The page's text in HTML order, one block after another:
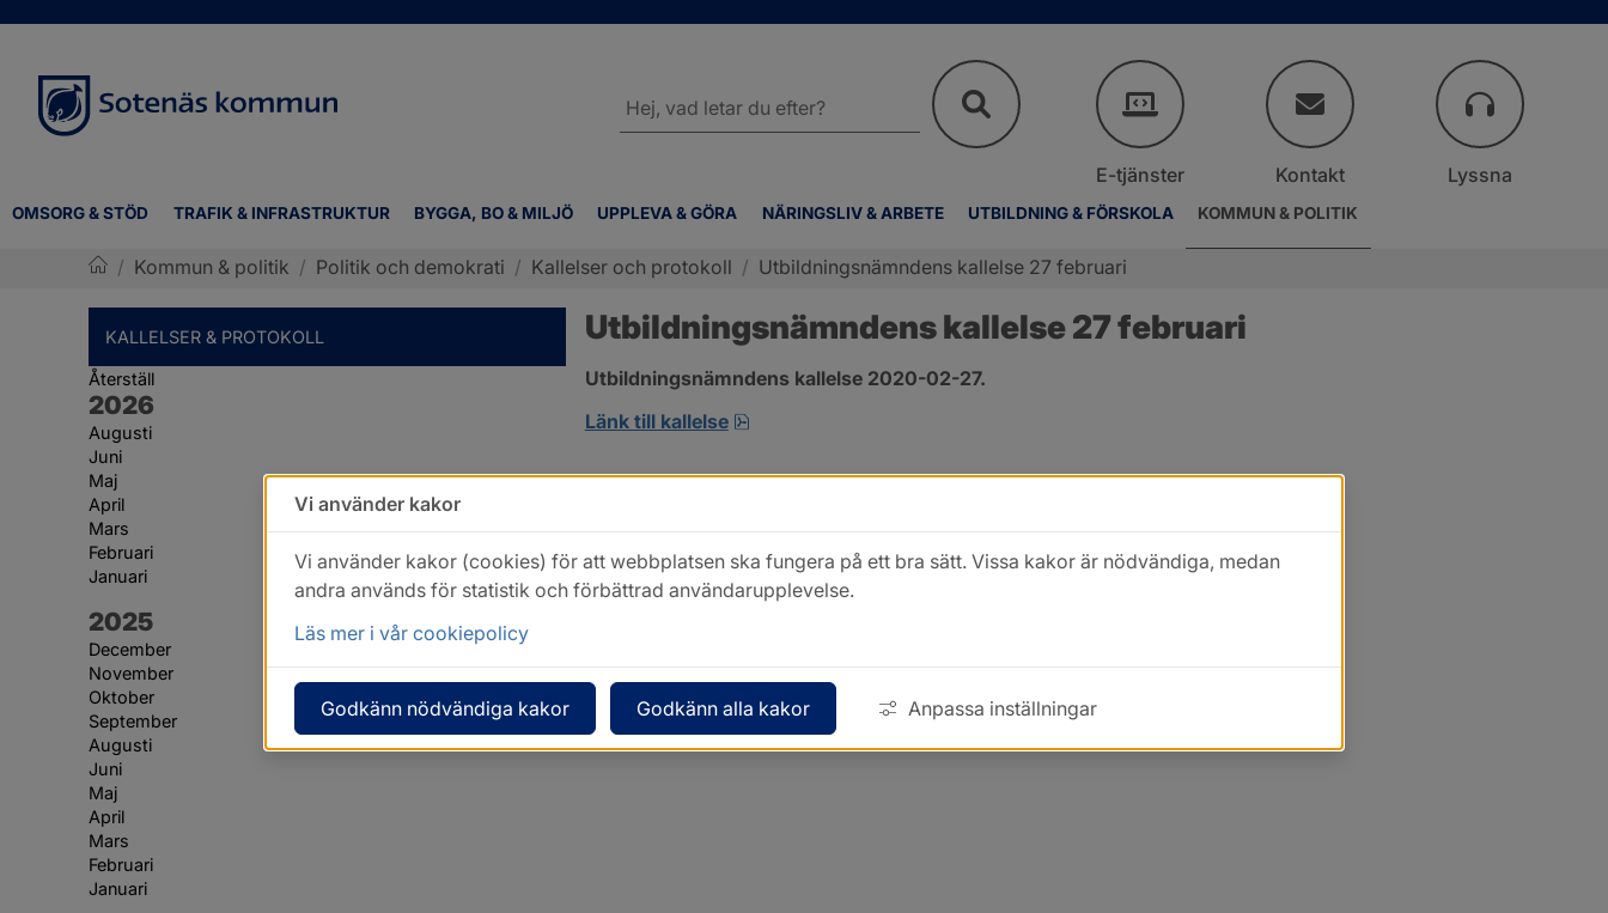
OMSORG & STÖD TRAFIK & INFRASTRUKTUR BYGGA, BO & MILJÖ UPPLEVA & GÖRA NÄRINGSLIV & ARBETE UTBILDNING & FÖRSKOLA KOMMUN & POLITIK
webbplatsen
E-tjänster Kontakt Lyssna
/ Kommun & politik / Politik och demokrati / Kallelser och protokoll / Utbildningsnämndens kallelse 27 februari
KALLELSER & PROTOKOLL
Återställ
År:
2026
Augusti
Juni
Maj
April
Mars
Februari
Januari
År:
2025
December
November
Oktober
September
Augusti
Juni
Maj
April
Mars
Februari
Januari
Utbildningsnämndens kallelse 27 februari
Utbildningsnämndens kallelse 2020-02-27.
Länk till kallelse
pdf, öppnas i nytt fönster.
Vi använder kakor
Vi använder kakor (cookies) för att webbplatsen ska fungera på ett bra sätt. Vissa kakor är nödvändiga, medan
andra används för statistik och förbättrad användarupplevelse.
Läs mer i vår cookiepolicy
Godkänn nödvändiga kakor Godkänn alla kakor Anpassa inställningar